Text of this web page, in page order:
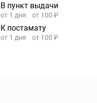
В пункт выдачи
от 1 дня от 100 ₽
К постамату
от 1 дня от 100 ₽